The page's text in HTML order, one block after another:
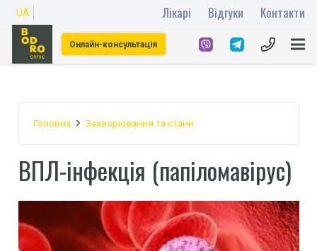
UA Лікарі Відгуки Контакти
Онлайн-консультація
Головна Захворювання та стани
ВПЛ-інфекція (папіломавірус)